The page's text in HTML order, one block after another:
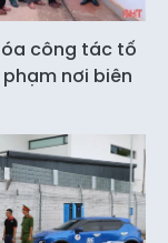
công tác tố
nơi biên